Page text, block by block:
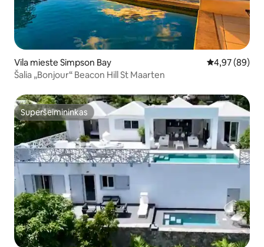
Vila mieste Simpson Bay Vidutinis
4,97 (89)
Šalia „Bonjour“ Beacon Hill St Maarten
Superšeimininkas
Superšeimininkas